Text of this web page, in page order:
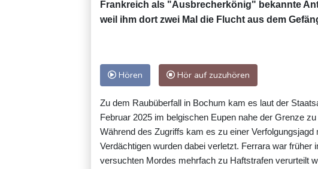
Frankreich als "Ausbrecherkönig" bekannte
weil ihm dort zwei Mal die Flucht aus dem
Hören Hör auf zuzuhören
Zu dem Raubüberfall in Bochum kam es laut der
Februar 2025 im belgischen Eupen nahe der Grenze
Während des Zugriffs kam es zu einer
Verdächtigen wurden dabei verletzt. Ferrara war früher
versuchten Mordes mehrfach zu Haftstrafen verurteilt